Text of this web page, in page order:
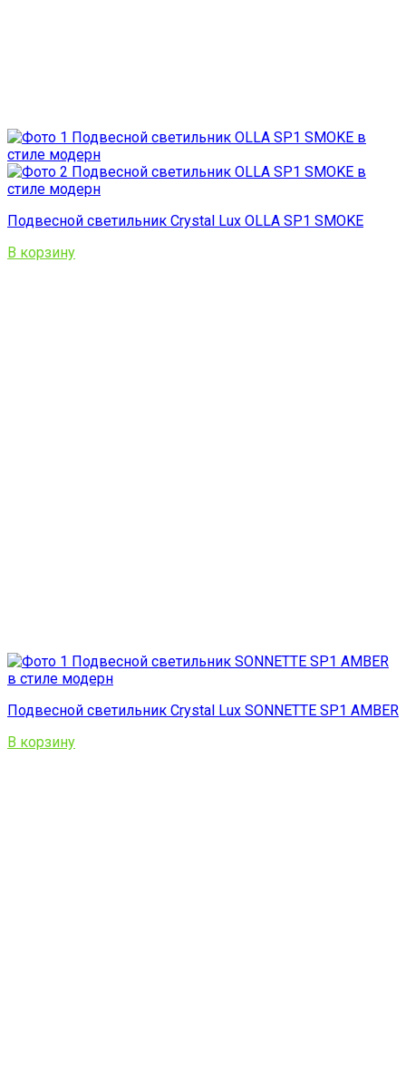
Подвесной светильник Crystal Lux OLLA SP1 SMOKE
В корзину
Подвесной светильник Crystal Lux SONNETTE SP1 AMBER
В корзину